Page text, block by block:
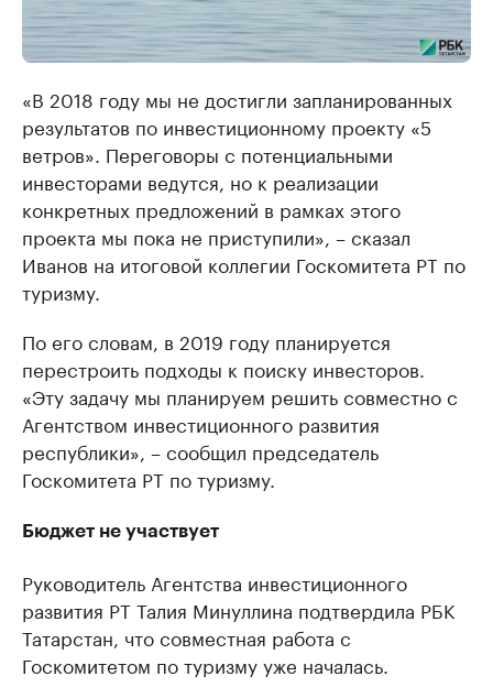
«В 2018 году мы не достигли запланированных
результатов по инвестиционному проекту «5
ветров». Переговоры с потенциальными
инвесторами ведутся, но к реализации
конкретных предложений в рамках этого
проекта мы пока не приступили», – сказал
Иванов на итоговой коллегии Госкомитета РТ по
туризму.
По его словам, в 2019 году планируется
перестроить подходы к поиску инвесторов.
«Эту задачу мы планируем решить совместно с
Агентством инвестиционного развития
республики», – сообщил председатель
Госкомитета РТ по туризму.
Бюджет не участвует
Руководитель Агентства инвестиционного
развития РТ Талия Минуллина подтвердила РБК
Татарстан, что совместная работа с
Госкомитетом по туризму уже началась.